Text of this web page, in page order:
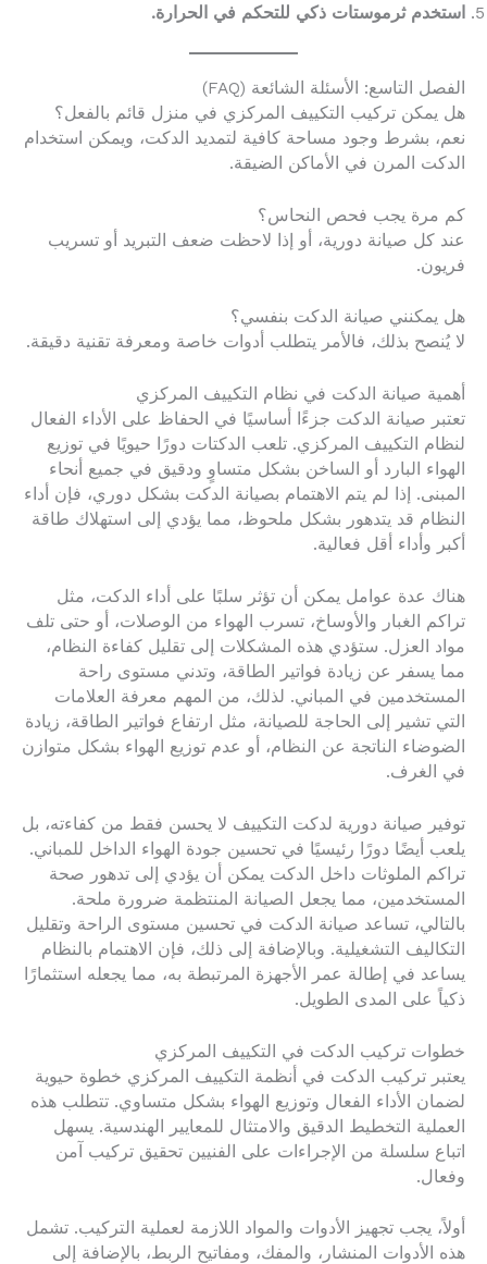
استخدم ثرموستات ذكي للتحكم في الحرارة.
الفصل التاسع: الأسئلة الشائعة (FAQ)
هل يمكن تركيب التكييف المركزي في منزل قائم بالفعل؟
نعم، بشرط وجود مساحة كافية لتمديد الدكت، ويمكن استخدام
الدكت المرن في الأماكن الضيقة.
كم مرة يجب فحص النحاس؟
عند كل صيانة دورية، أو إذا لاحظت ضعف التبريد أو تسريب
فريون.
هل يمكنني صيانة الدكت بنفسي؟
لا يُنصح بذلك، فالأمر يتطلب أدوات خاصة ومعرفة تقنية دقيقة.
أهمية صيانة الدكت في نظام التكييف المركزي
تعتبر صيانة الدكت جزءًا أساسيًا في الحفاظ على الأداء الفعال
لنظام التكييف المركزي. تلعب الدكتات دورًا حيويًا في توزيع
الهواء البارد أو الساخن بشكل متساوٍ ودقيق في جميع أنحاء
المبنى. إذا لم يتم الاهتمام بصيانة الدكت بشكل دوري، فإن أداء
النظام قد يتدهور بشكل ملحوظ، مما يؤدي إلى استهلاك طاقة
أكبر وأداء أقل فعالية.
هناك عدة عوامل يمكن أن تؤثر سلبًا على أداء الدكت، مثل
تراكم الغبار والأوساخ، تسرب الهواء من الوصلات، أو حتى تلف
مواد العزل. ستؤدي هذه المشكلات إلى تقليل كفاءة النظام،
مما يسفر عن زيادة فواتير الطاقة، وتدني مستوى راحة
المستخدمين في المباني. لذلك، من المهم معرفة العلامات
التي تشير إلى الحاجة للصيانة، مثل ارتفاع فواتير الطاقة، زيادة
الضوضاء الناتجة عن النظام، أو عدم توزيع الهواء بشكل متوازن
في الغرف.
توفير صيانة دورية لدكت التكييف لا يحسن فقط من كفاءته، بل
يلعب أيضًا دورًا رئيسيًا في تحسين جودة الهواء الداخل للمباني.
تراكم الملوثات داخل الدكت يمكن أن يؤدي إلى تدهور صحة
المستخدمين، مما يجعل الصيانة المنتظمة ضرورة ملحة.
بالتالي، تساعد صيانة الدكت في تحسين مستوى الراحة وتقليل
التكاليف التشغيلية. وبالإضافة إلى ذلك، فإن الاهتمام بالنظام
يساعد في إطالة عمر الأجهزة المرتبطة به، مما يجعله استثمارًا
ذكياً على المدى الطويل.
خطوات تركيب الدكت في التكييف المركزي
يعتبر تركيب الدكت في أنظمة التكييف المركزي خطوة حيوية
لضمان الأداء الفعال وتوزيع الهواء بشكل متساوي. تتطلب هذه
العملية التخطيط الدقيق والامتثال للمعايير الهندسية. يسهل
اتباع سلسلة من الإجراءات على الفنيين تحقيق تركيب آمن
وفعال.
أولاً، يجب تجهيز الأدوات والمواد اللازمة لعملية التركيب. تشمل
هذه الأدوات المنشار، والمفك، ومفاتيح الربط، بالإضافة إلى